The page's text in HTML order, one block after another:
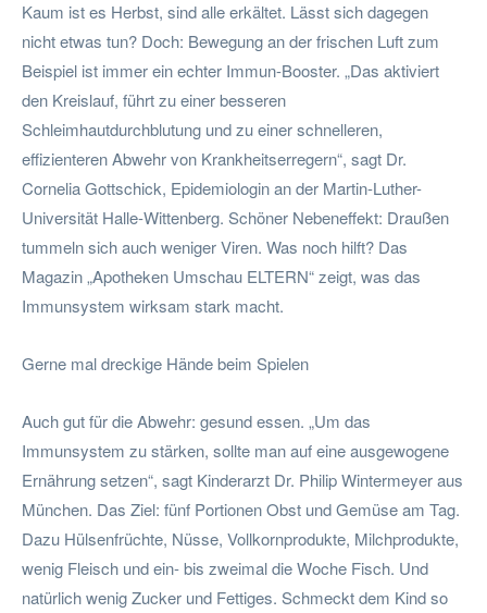
Kaum ist es Herbst, sind alle erkältet. Lässt sich dagegen
nicht etwas tun? Doch: Bewegung an der frischen Luft zum
Beispiel ist immer ein echter Immun-Booster. „Das aktiviert
den Kreislauf, führt zu einer besseren
Schleimhautdurchblutung und zu einer schnelleren,
effizienteren Abwehr von Krankheitserregern“, sagt Dr.
Cornelia Gottschick, Epidemiologin an der Martin-Luther-
Universität Halle-Wittenberg. Schöner Nebeneffekt: Draußen
tummeln sich auch weniger Viren. Was noch hilft? Das
Magazin „Apotheken Umschau ELTERN“ zeigt, was das
Immunsystem wirksam stark macht.
Gerne mal dreckige Hände beim Spielen
Auch gut für die Abwehr: gesund essen. „Um das
Immunsystem zu stärken, sollte man auf eine ausgewogene
Ernährung setzen“, sagt Kinderarzt Dr. Philip Wintermeyer aus
München. Das Ziel: fünf Portionen Obst und Gemüse am Tag.
Dazu Hülsenfrüchte, Nüsse, Vollkornprodukte, Milchprodukte,
wenig Fleisch und ein- bis zweimal die Woche Fisch. Und
natürlich wenig Zucker und Fettiges. Schmeckt dem Kind so